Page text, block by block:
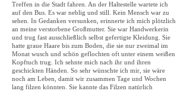
Treffen in die Stadt fahren. An der Haltestelle wartete ich
auf den Bus. Es war neblig und still. Kein Mensch war zu
sehen. In Gedanken versunken, erinnerte ich mich plötzlich
an meine verstorbene Großmutter. Sie war Handwerkerin
und trug fast ausschließlich selbst gefertigte Kleidung. Sie
hatte graue Haare bis zum Boden, die sie nur zweimal im
Monat wusch und schön geflochten oft unter einem weißen
Kopftuch trug. Ich sehnte mich nach ihr und ihren
geschickten Händen. So sehr wünschte ich mir, sie wäre
noch am Leben, damit wir zusammen Tage und Wochen
lang filzen könnten. Sie kannte das Filzen natürlich